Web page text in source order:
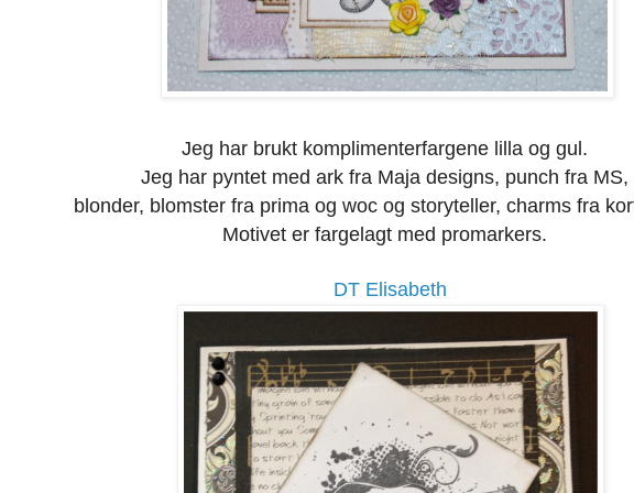
Jeg har brukt komplimenterfargene lilla og gul.
Jeg har pyntet med ark fra Maja designs, punch fra MS,
blonder, blomster fra prima og woc og storyteller, charms fra
Motivet er fargelagt med promarkers.
DT Elisabeth